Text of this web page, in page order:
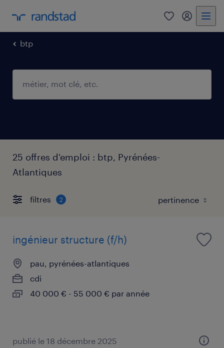
0 mon
btp
25 offres d'emploi : btp, Pyrénées-
Atlantiques
filtres 2
ingénieur structure (f/h)
pau, pyrénées-atlantiques
cdi
40 000 € - 55 000 € par année
publié le 18 décembre 2025